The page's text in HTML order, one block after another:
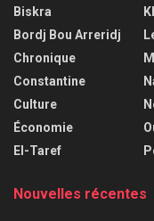
Biskra
Bordj Bou Arreridj
Chronique
Constantine
Culture
Économie
El-Taref
Nouvelles récentes